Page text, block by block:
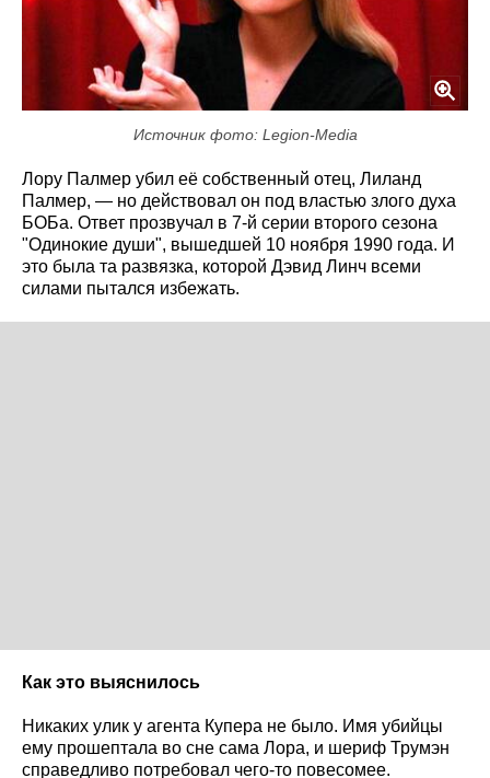
Источник фото: Legion-Media
Лору Палмер убил её собственный отец, Лиланд
Палмер, — но действовал он под властью злого духа
БОБа. Ответ прозвучал в 7-й серии второго сезона
"Одинокие души", вышедшей 10 ноября 1990 года. И
это была та развязка, которой Дэвид Линч всеми
силами пытался избежать.
Как это выяснилось
Никаких улик у агента Купера не было. Имя убийцы
ему прошептала во сне сама Лора, и шериф Трумэн
справедливо потребовал чего-то повесомее.